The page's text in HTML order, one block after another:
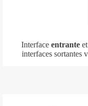
Interface entrante et
interfaces sortantes